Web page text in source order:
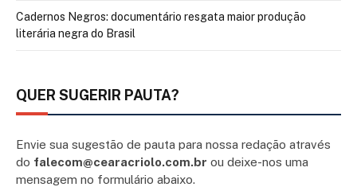
Cadernos Negros: documentário resgata maior produção
literária negra do Brasil
QUER SUGERIR PAUTA?
Envie sua sugestão de pauta para nossa redação através
do falecom@cearacriolo.com.br ou deixe-nos uma
mensagem no formulário abaixo.